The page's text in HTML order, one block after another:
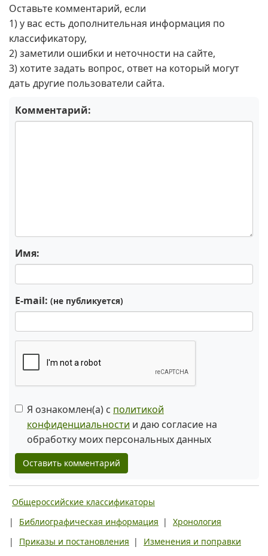
Оставьте комментарий, если
1) у вас есть дополнительная информация по
классификатору,
2) заметили ошибки и неточности на сайте,
3) хотите задать вопрос, ответ на который могут
дать другие пользователи сайта.
Комментарий:
Имя:
E-mail: (не публикуется)
Я ознакомлен(а) с политикой
конфиденциальности и даю согласие на
обработку моих персональных данных
Оставить комментарий
Общероссийские классификаторы
|
Библиографическая информация |
Хронология
|
Приказы и постановления |
Изменения и поправки